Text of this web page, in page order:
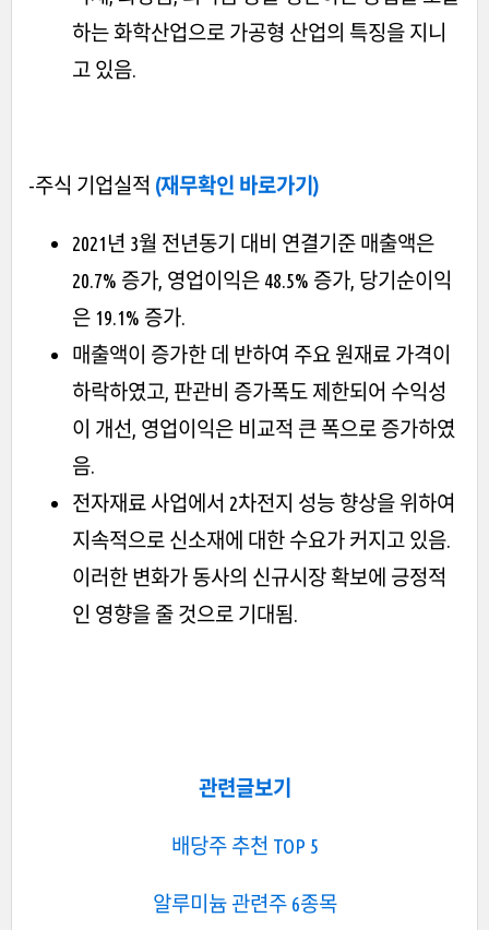
하는 화학산업으로 가공형 산업의 특징을 지니
고 있음.
-주식 기업실적 (재무확인 바로가기)
2021년 3월 전년동기 대비 연결기준 매출액은
20.7% 증가, 영업이익은 48.5% 증가, 당기순이익
은 19.1% 증가.
매출액이 증가한 데 반하여 주요 원재료 가격이
하락하였고, 판관비 증가폭도 제한되어 수익성
이 개선, 영업이익은 비교적 큰 폭으로 증가하였
음.
전자재료 사업에서 2차전지 성능 향상을 위하여
지속적으로 신소재에 대한 수요가 커지고 있음.
이러한 변화가 동사의 신규시장 확보에 긍정적
인 영향을 줄 것으로 기대됨.
관련글보기
배당주 추천 TOP 5
알루미늄 관련주 6종목